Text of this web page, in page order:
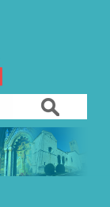
Search